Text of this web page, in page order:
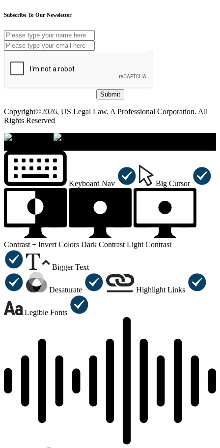
Subscribe To Our Newsletter
Submit
Copyright©2026, US Legal Law. A Professional Corporation. All
Rights Reserved
Keyboard Nav Big Cursor
Contrast + Invert Colors Dark Contrast Light Contrast
Bigger Text
Desaturate Highlight Links
Legible Fonts